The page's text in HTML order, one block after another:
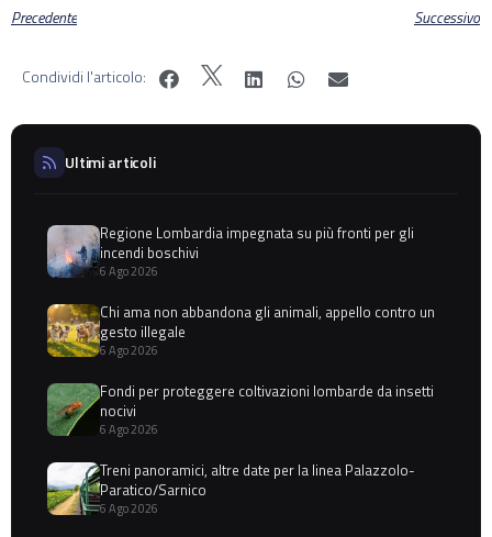
Precedente Successivo
Condividi l'articolo:
Ultimi articoli
Regione Lombardia impegnata su più fronti per gli
incendi boschivi
6 Ago 2026
Chi ama non abbandona gli animali, appello contro un
gesto illegale
6 Ago 2026
Fondi per proteggere coltivazioni lombarde da insetti
nocivi
6 Ago 2026
Treni panoramici, altre date per la linea Palazzolo-
Paratico/Sarnico
6 Ago 2026